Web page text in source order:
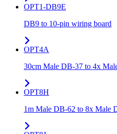
OPT1-DB9E
DB9 to 10-pin wiring board
OPT4A
30cm Male DB-37 to 4x
OPT8H
1m Male DB-62 to 8x Male